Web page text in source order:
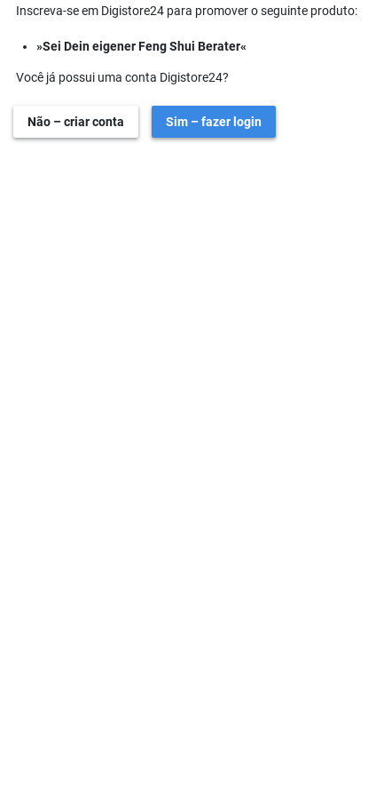
Inscreva-se em Digistore24 para promover o seguinte produto:
»Sei Dein eigener Feng Shui Berater«
Você já possui uma conta Digistore24?
Não – criar conta Sim – fazer login